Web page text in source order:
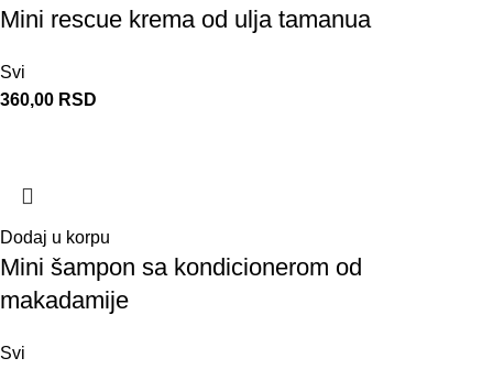
Mini rescue krema od ulja tamanua
Svi
360,00 RSD
Dodaj u korpu
Mini šampon sa kondicionerom od
makadamije
Svi